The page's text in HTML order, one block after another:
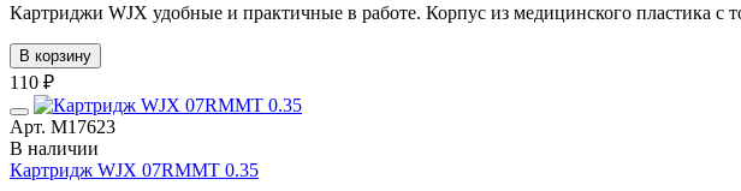
Картриджи WJX удобные и практичные в работе. Корпус из медицинского пластика с
В корзину
110 ₽
Арт. М17623
В наличии
Картридж WJX 07RMMT 0.35